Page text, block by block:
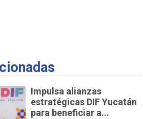
Impulsa alianzas
estratégicas DIF Yucatán
para beneficiar a...